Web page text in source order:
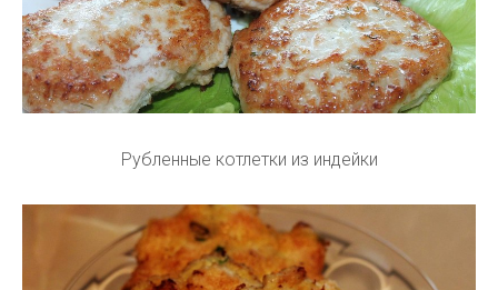
Рубленные котлетки из индейки